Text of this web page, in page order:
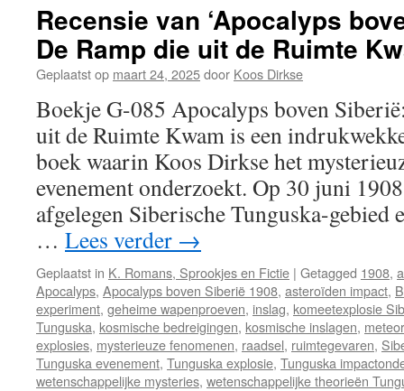
Recensie van ‘Apocalyps
De Ramp die uit de Ruimte
Geplaatst op maart 24, 2025door Koos Dirkse
Boekje G-085 Apocalyps boven
uit de Ruimte Kwam is een
boek waarin Koos Dirkse het
evenement onderzoekt. Op 30 juni
afgelegen Siberische Tunguska-gebied
… Lees verder →
Geplaatst in K. Romans, Sprookjes en Fictie | Getagged 1908,
Apocalyps, Apocalyps boven Siberië 1908, asteroïden impact,
experiment, geheime wapenproeven, inslag, komeetexplosie
Tunguska, kosmische bedreigingen, kosmische inslagen,
explosies, mysterieuze fenomenen, raadsel, ruimtegevaren,
Tunguska evenement, Tunguska explosie, Tunguska
wetenschappelijke mysteries, wetenschappelijke theorieën